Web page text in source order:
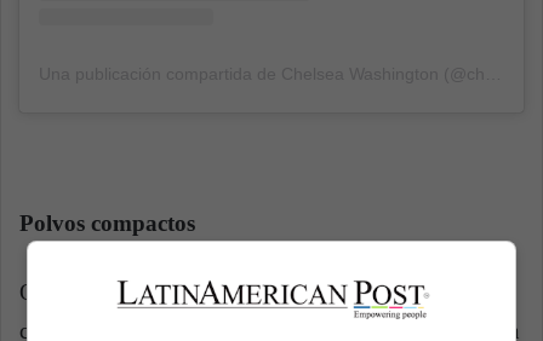
Polvos compactos
Otro producto cosmético esencial son los polvos
compactos faciales. El portal Minf.Fit recomienda esta